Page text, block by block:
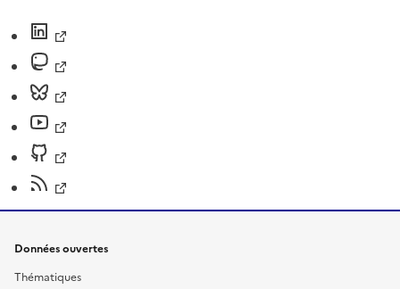
Données ouvertes
Thématiques